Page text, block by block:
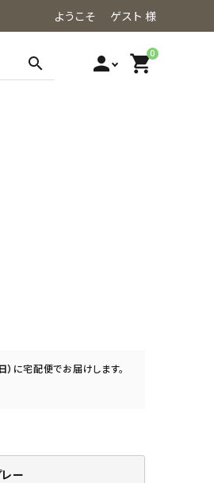
ようこそ ゲスト 様
search person 0
shopping_cart
に宅配便でお届けします。
ー